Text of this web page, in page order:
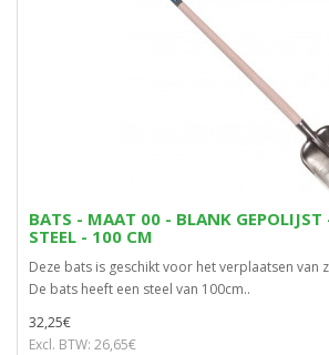
BATS - MAAT 00 - BLANK GEPOLIJST
STEEL - 100 CM
Deze bats is geschikt voor het verplaatsen van
De bats heeft een steel van 100cm..
32,25€
Excl. BTW: 26,65€